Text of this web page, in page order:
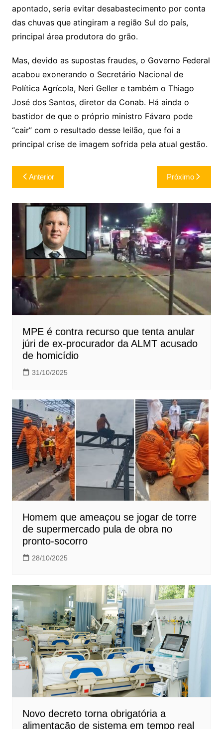
apontado, seria evitar desabastecimento por conta
das chuvas que atingiram a região Sul do país,
principal área produtora do grão.
Mas, devido as supostas fraudes, o Governo Federal
acabou exonerando o Secretário Nacional de
Política Agrícola, Neri Geller e também o Thiago
José dos Santos, diretor da Conab. Há ainda o
bastidor de que o próprio ministro Fávaro pode
“cair” com o resultado desse leilão, que foi a
principal crise de imagem sofrida pela atual gestão.
Navegação
de
Post
Anterior Próximo
MPE é contra recurso que tenta anular
júri de ex-procurador da ALMT acusado
de homicídio
31/10/2025
Homem que ameaçou se jogar de torre
de supermercado pula de obra no
pronto-socorro
28/10/2025
Novo decreto torna obrigatória a
alimentação de sistema em tempo real